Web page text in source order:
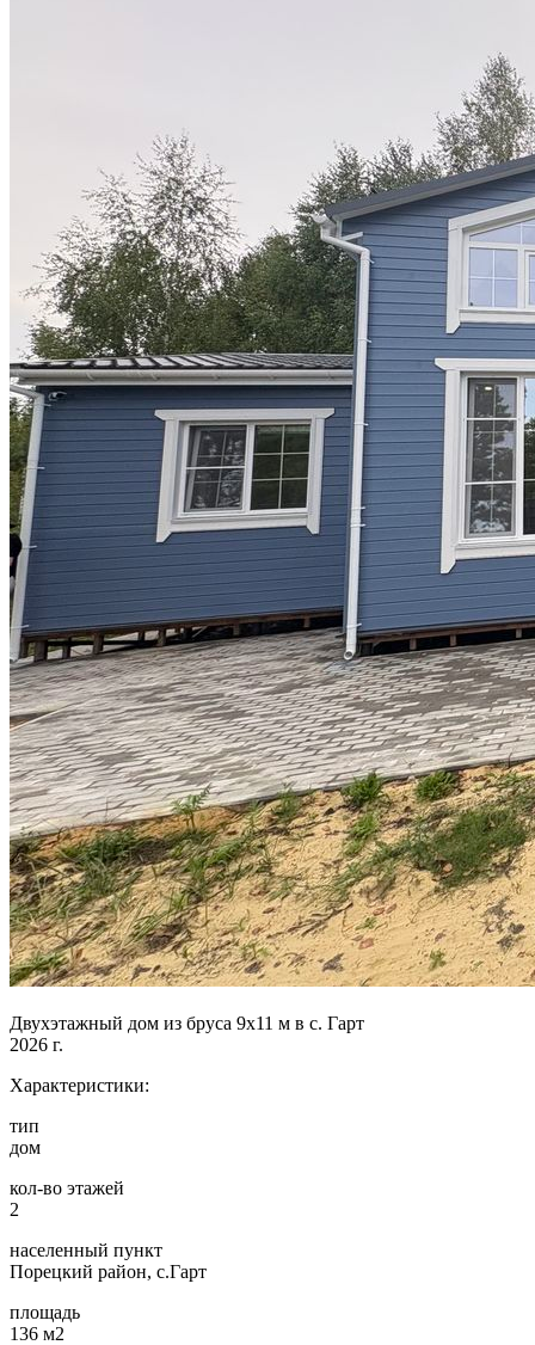
Двухэтажный дом из бруса 9х11 м в с. Гарт
2026 г.
Характеристики:
тип
дом
кол-во этажей
2
населенный пункт
Порецкий район, с.Гарт
площадь
136 м2